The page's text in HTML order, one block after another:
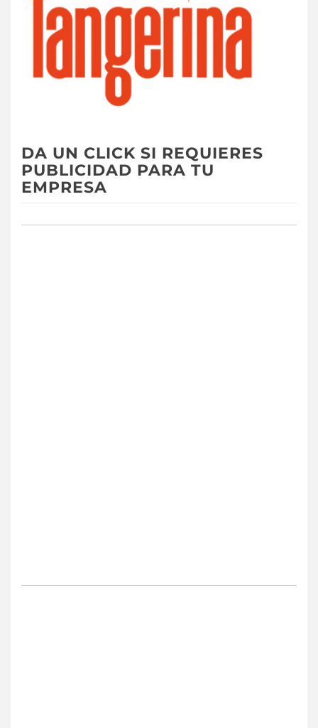
DA UN CLICK SI REQUIERES
PUBLICIDAD PARA TU
EMPRESA